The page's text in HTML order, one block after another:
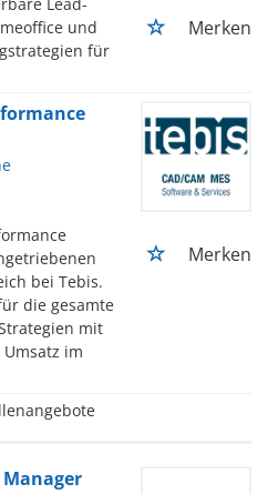
und
für
Merken
bei Tebis.
die gesamte
mit
im
Merken